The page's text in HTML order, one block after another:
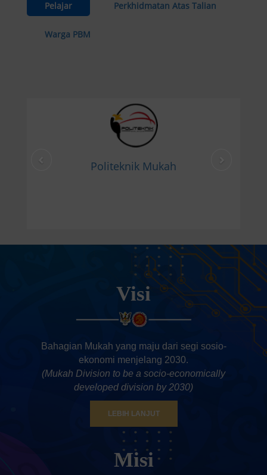
Pelajar Perkhidmatan Atas Talian
Warga PBM
Politeknik Mukah
PPKS Mukah
Visi
Bahagian Mukah yang maju dari segi sosio-
ekonomi menjelang 2030.
(Mukah Division to be a socio-economically
developed division by 2030)
LEBIH LANJUT
Misi